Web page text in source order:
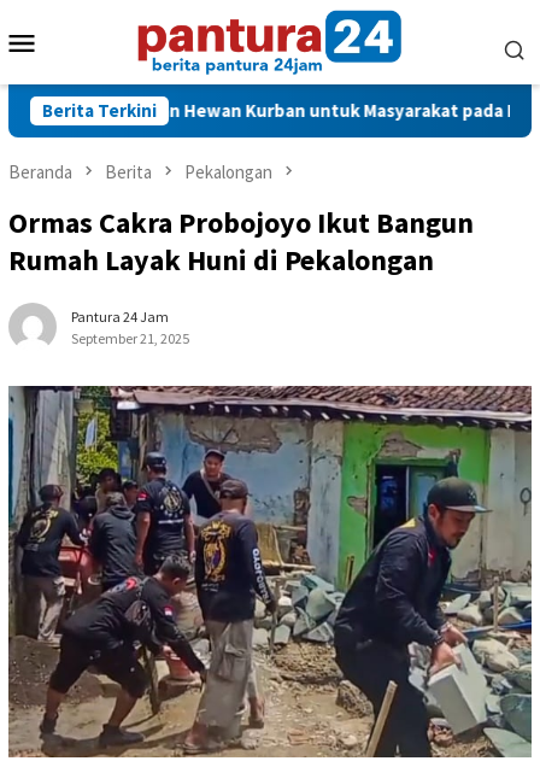
ke
Mobile
Berita Terkini
Salurkan Hewan Kurban untuk Masyarakat pada Iduladha
Beranda Berita Pekalongan
Ormas Cakra Probojoyo Ikut Bangun
Rumah Layak Huni di Pekalongan
Pantura 24 Jam
September 21, 2025